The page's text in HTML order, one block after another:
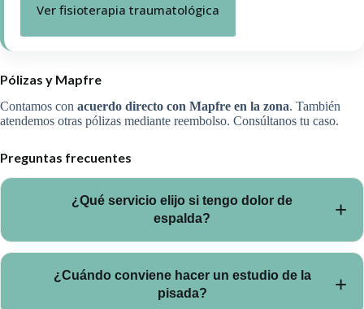
Ver fisioterapia traumatológica
Pólizas y Mapfre
Contamos con acuerdo directo con Mapfre en la zona. También
atendemos otras pólizas mediante reembolso. Consúltanos tu caso.
Preguntas frecuentes
¿Qué servicio elijo si tengo dolor de
espalda?
Si la marcha está implicada, sumamos estudio de la pisada. Si
hay tensión cervical persistente, osteopatía.
¿Cuándo conviene hacer un estudio de la
pisada?